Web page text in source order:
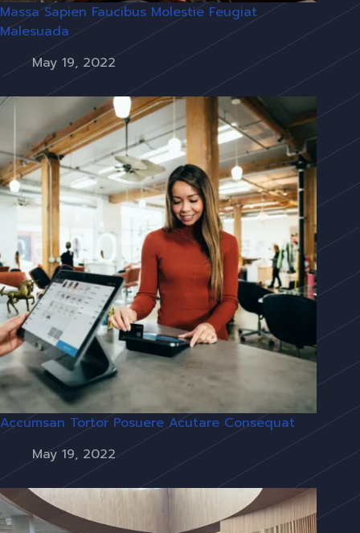
Massa Sapien Faucibus Molestie Feugiat
Malesuada
May 19, 2022
Accumsan Tortor Posuere Acutare Consequat
May 19, 2022